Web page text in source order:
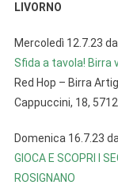
LIVORNO
Mercoledì 12.7.23
Sfida a tavola! Birra
Red Hop – Birra
Cappuccini, 18,
Domenica 16.7.23
GIOCA E SCOPRI I
ROSIGNANO